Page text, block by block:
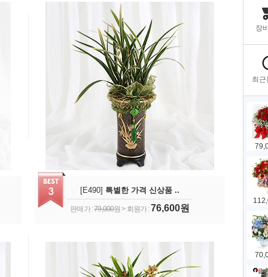
[E490] 특별한 가격 신상품 ..
판매가 :79,000원 > 회원가 : 76,600원